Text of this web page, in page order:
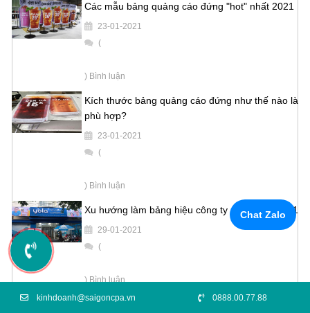
Các mẫu bảng quảng cáo đứng "hot" nhất 2021
23-01-2021
(
) Bình luận
Kích thước bảng quảng cáo đứng như thế nào là
phù hợp?
23-01-2021
(
) Bình luận
Xu hướng làm bảng hiệu công ty mica năm 2021
29-01-2021
(
) Bình luận
Công ty in quảng cáo uy tín giá tốt tại TPHCM
Chat Zalo
kinhdoanh@saigoncpa.vn 0888.00.77.88